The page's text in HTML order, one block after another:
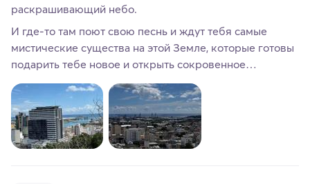
раскрашивающий небо.
И где-то там поют свою песнь и ждут тебя самые
мистические существа на этой Земле, которые готовы
подарить тебе новое и открыть сокровенное…